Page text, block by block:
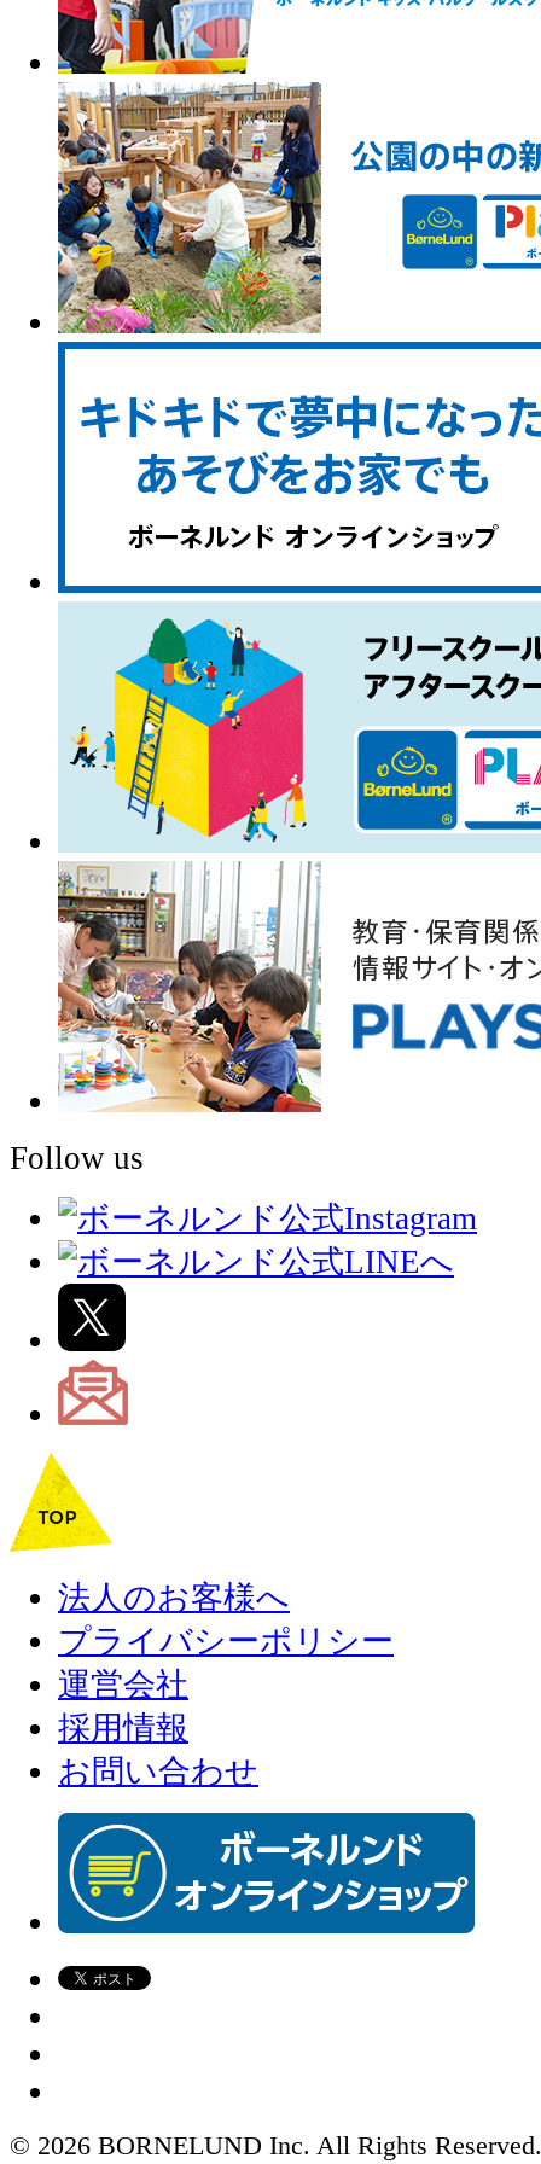
Follow us
法人のお客様へ
プライバシーポリシー
運営会社
採用情報
お問い合わせ
© 2026 BORNELUND Inc. All Rights Reserved.